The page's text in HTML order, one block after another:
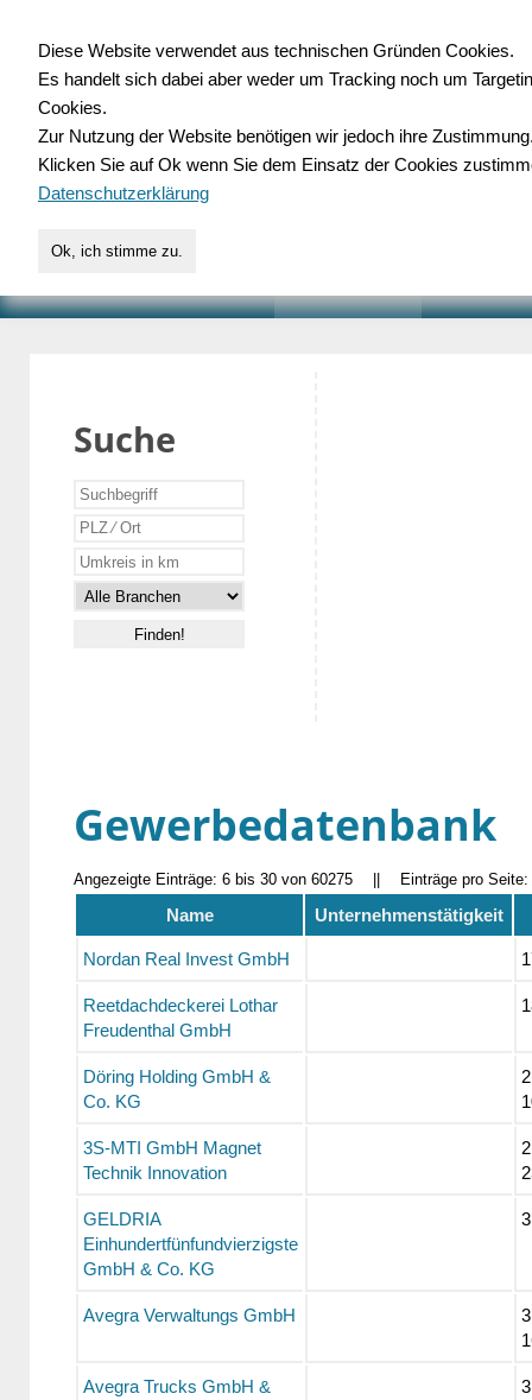
für Handwerk,
Suche
Gewerbedatenbank
Angezeigte Einträge: 6 bis 30 von 60275 Einträge pro Seite:
Name Unternehmenstätigkeit
Nordan Real Invest GmbH
Reetdachdeckerei Lothar
Freudenthal GmbH
Döring Holding GmbH &
Co. KG
3S-MTI GmbH Magnet
Technik Innovation
GELDRIA
Einhundertfünfundvierzigste
GmbH & Co. KG
3
Avegra Verwaltungs GmbH
Avegra Trucks GmbH &
Diese Website verwendet aus technischen Gründen Cookies.
Es handelt sich dabei aber weder um Tracking noch um
Cookies.
Zur Nutzung der Website benötigen wir jedoch ihre
Klicken Sie auf Ok wenn Sie dem Einsatz der Cookies
Datenschutzerklärung
Ok, ich stimme zu.